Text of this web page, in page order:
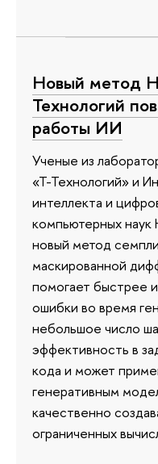
Новый метод
Технологий
работы ИИ
Ученые из
«Т-Технологий» и
интеллекта и
компьютерных
новый метод
маскированной
помогает быстрее
ошибки во время
небольшое число
эффективность в
кода и может
генеративным
качественно
ограниченных